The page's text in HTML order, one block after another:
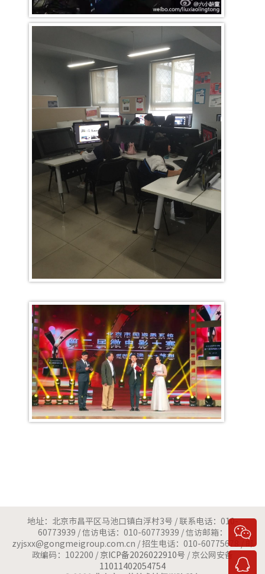
地址：北京市昌平区马池口镇白浮村3号 / 联系电话：010-
60773939 / 信访电话：010-60773939 / 信访邮箱：
zyjsxx@gongmeigroup.com.cn / 招生电话：010-60775678 / 邮
政编码：102200 / 京ICP备2026022910号 / 京公网安备
11011402054754

